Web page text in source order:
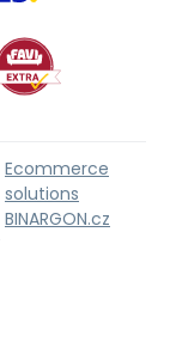
Ecommerce
solutions
BINARGON.cz